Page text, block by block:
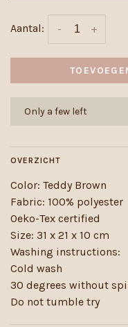
Aantal: +
-
Only a few left
OVERZICHT
Color: Teddy Brown
Fabric: 100% polyester
Oeko-Tex certified
Size: 31 x 21 x 10 cm
Washing instructions:
Cold wash
30 degrees without
Do not tumble try